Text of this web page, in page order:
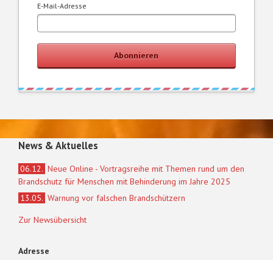
E-Mail-Adresse
Abonnieren
News & Aktuelles
06.12. Neue Online - Vortragsreihe mit Themen rund um den
Brandschutz für Menschen mit Behinderung im Jahre 2025
13.05. Warnung vor falschen Brandschützern
Zur Newsübersicht
Adresse